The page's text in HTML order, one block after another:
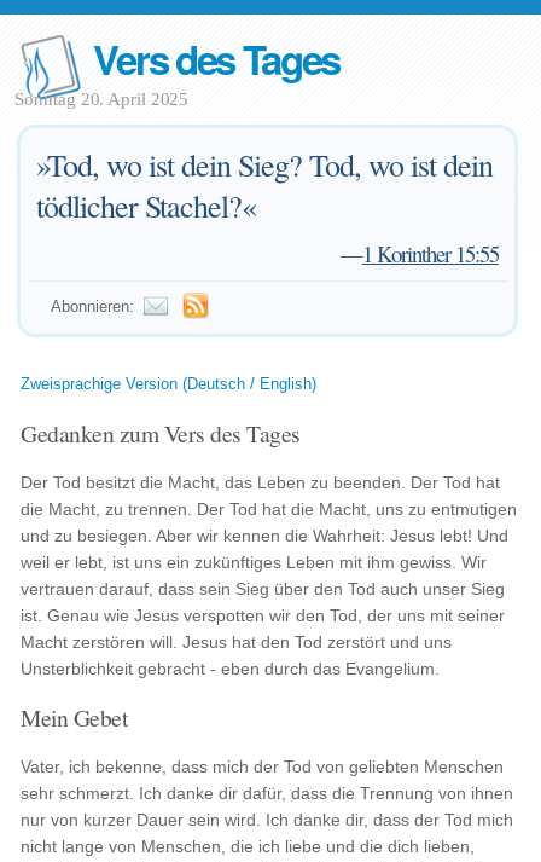
Vers des Tages
Sonntag 20. April 2025
»Tod, wo ist dein Sieg? Tod, wo ist dein
tödlicher Stachel?«
—1 Korinther 15:55
Abonnieren:
Zweisprachige Version (Deutsch / English)
Gedanken zum Vers des Tages
Der Tod besitzt die Macht, das Leben zu beenden. Der Tod hat
die Macht, zu trennen. Der Tod hat die Macht, uns zu entmutigen
und zu besiegen. Aber wir kennen die Wahrheit: Jesus lebt! Und
weil er lebt, ist uns ein zukünftiges Leben mit ihm gewiss. Wir
vertrauen darauf, dass sein Sieg über den Tod auch unser Sieg
ist. Genau wie Jesus verspotten wir den Tod, der uns mit seiner
Macht zerstören will. Jesus hat den Tod zerstört und uns
Unsterblichkeit gebracht - eben durch das Evangelium.
Mein Gebet
Vater, ich bekenne, dass mich der Tod von geliebten Menschen
sehr schmerzt. Ich danke dir dafür, dass die Trennung von ihnen
nur von kurzer Dauer sein wird. Ich danke dir, dass der Tod mich
nicht lange von Menschen, die ich liebe und die dich lieben,